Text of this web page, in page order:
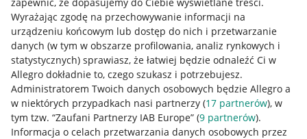
Wyrażając zgodę na przechowywanie informacji na
urządzeniu końcowym lub dostęp do nich i przetwarzanie
danych (w tym w obszarze profilowania, analiz rynkowych i
statystycznych) sprawiasz, że łatwiej będzie odnaleźć Ci w
Allegro dokładnie to, czego szukasz i potrzebujesz.
Administratorem Twoich danych osobowych będzie Allegro a
w niektórych przypadkach nasi partnerzy (17 partnerów), w
tym tzw. “Zaufani Partnerzy IAB Europe” (9 partnerów).
Informacja o celach przetwarzania danych osobowych przez
Allegro Gadane dla sprzedających
Allegro Gadane dla kupujących
Mapa miejscowości
Informacje prawne
Regulamin